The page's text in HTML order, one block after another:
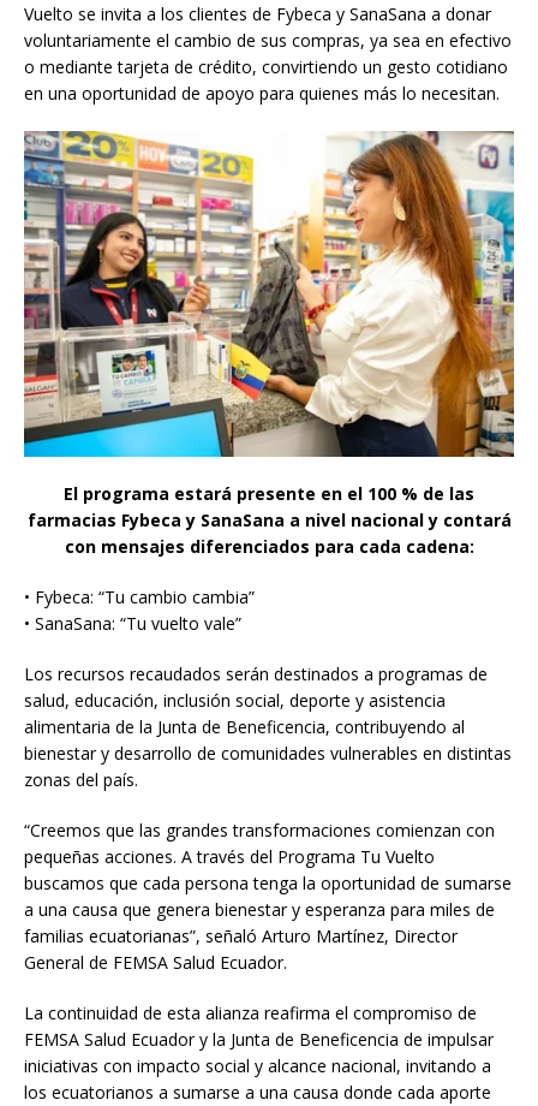
Vuelto se invita a los clientes de Fybeca y SanaSana a donar
voluntariamente el cambio de sus compras, ya sea en efectivo
o mediante tarjeta de crédito, convirtiendo un gesto cotidiano
en una oportunidad de apoyo para quienes más lo necesitan.
El programa estará presente en el 100 % de las
farmacias Fybeca y SanaSana a nivel nacional y contará
con mensajes diferenciados para cada cadena:
• Fybeca: “Tu cambio cambia”
• SanaSana: “Tu vuelto vale”
Los recursos recaudados serán destinados a programas de
salud, educación, inclusión social, deporte y asistencia
alimentaria de la Junta de Beneficencia, contribuyendo al
bienestar y desarrollo de comunidades vulnerables en distintas
zonas del país.
“Creemos que las grandes transformaciones comienzan con
pequeñas acciones. A través del Programa Tu Vuelto
buscamos que cada persona tenga la oportunidad de sumarse
a una causa que genera bienestar y esperanza para miles de
familias ecuatorianas”, señaló Arturo Martínez, Director
General de FEMSA Salud Ecuador.
La continuidad de esta alianza reafirma el compromiso de
FEMSA Salud Ecuador y la Junta de Beneficencia de impulsar
iniciativas con impacto social y alcance nacional, invitando a
los ecuatorianos a sumarse a una causa donde cada aporte